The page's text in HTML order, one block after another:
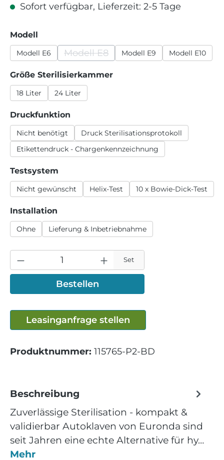
Sofort verfügbar, Lieferzeit: 2-5 Tage
Modell
Modell E6 Modell E8
(Diese Option ist zurzeit nicht
Modell E9 Modell E10
Größe Sterilisierkammerauswählen
18 Liter 24 Liter
Druckfunktion
Nicht benötigt
Druck Sterilisationsprotokoll
Etikettendruck - Chargenkennzeichnung
Testsystem
Nicht gewünscht Helix-Test 10 x Bowie-Dick-Test
Installation
Ohne Lieferung & Inbetriebnahme
Set
Bestellen
Leasinganfrage stellen
Produktnummer: 115765-P2-BD
Beschreibung
Zuverlässige Sterilisation - kompakt &
validierbar Autoklaven von Euronda sind
seit Jahren eine echte Alternative für hy…
Mehr